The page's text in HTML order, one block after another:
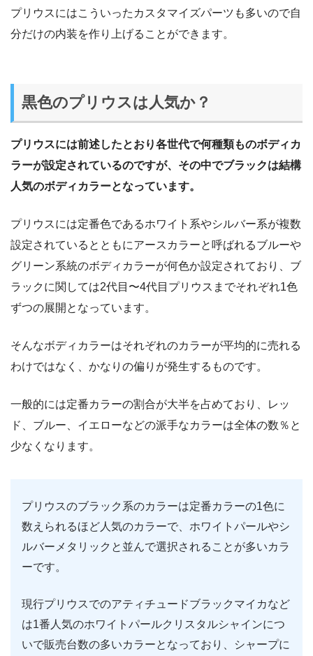
プリウスにはこういったカスタマイズパーツも多いので自
分だけの内装を作り上げることができます。
黒色のプリウスは人気か？
プリウスには前述したとおり各世代で何種類ものボディカ
ラーが設定されているのですが、その中でブラックは結構
人気のボディカラーとなっています。
プリウスには定番色であるホワイト系やシルバー系が複数
設定されているとともにアースカラーと呼ばれるブルーや
グリーン系統のボディカラーが何色か設定されており、ブ
ラックに関しては2代目〜4代目プリウスまでそれぞれ1色
ずつの展開となっています。
そんなボディカラーはそれぞれのカラーが平均的に売れる
わけではなく、かなりの偏りが発生するものです。
一般的には定番カラーの割合が大半を占めており、レッ
ド、ブルー、イエローなどの派手なカラーは全体の数％と
少なくなります。
プリウスのブラック系のカラーは定番カラーの1色に
数えられるほど人気のカラーで、ホワイトパールやシ
ルバーメタリックと並んで選択されることが多いカラ
ーです。
現行プリウスでのアティチュードブラックマイカなど
は1番人気のホワイトパールクリスタルシャインにつ
いで販売台数の多いカラーとなっており、シャープに